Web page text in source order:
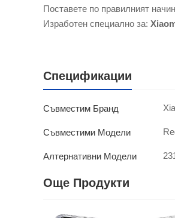
Поставете по правилният
Изработен специално за:
Спецификации
Съвместим Бранд
Съвместими Модели
Алтернативни Модели
Още Продукти